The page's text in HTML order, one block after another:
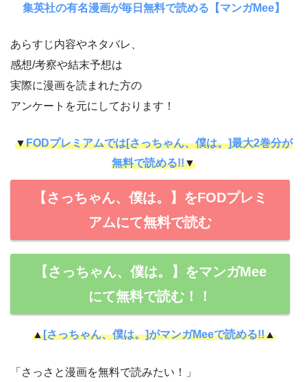
集英社の有名漫画が毎日無料で読める【マンガMee】
あらすじ内容やネタバレ、
感想/考察や結末予想は
実際に漫画を読まれた方の
アンケートを元にしております！
▼FODプレミアムでは[さっちゃん、僕は。]最大2巻分が
無料で読める!!▼
【さっちゃん、僕は。】をFODプレミ
アムにて無料で読む
【さっちゃん、僕は。】をマンガMee
にて無料で読む！！
▲[さっちゃん、僕は。]がマンガMeeで読める!!▲
「さっさと漫画を無料で読みたい！」